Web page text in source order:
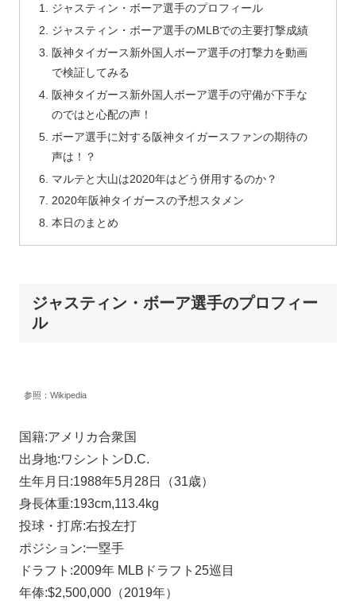
ジャスティン・ボーア選手のプロフィール
ジャスティン・ボーア選手のMLBでの主要打撃成績
阪神タイガース新外国人ボーア選手の打撃力を動画
で検証してみる
阪神タイガース新外国人ボーア選手の守備が下手な
のではと心配の声！
ボーア選手に対する阪神タイガースファンの期待の
声は！？
マルテと大山は2020年はどう併用するのか？
2020年阪神タイガースの予想スタメン
本日のまとめ
ジャスティン・ボーア選手のプロフィー
ル
参照：Wikipedia
国籍:アメリカ合衆国
出身地:ワシントンD.C.
生年月日:1988年5月28日（31歳）
身長体重:193cm,113.4kg
投球・打席:右投左打
ポジション:一塁手
ドラフト:2009年 MLBドラフト25巡目
年俸:$2,500,000（2019年）